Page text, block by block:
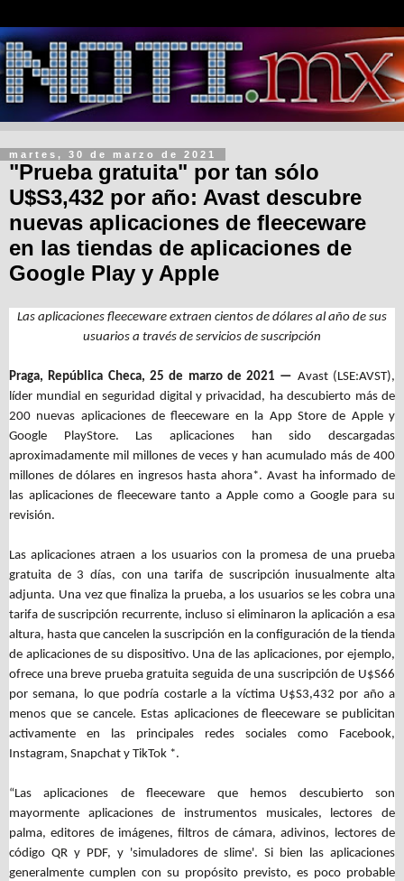
martes, 30 de marzo de 2021
"Prueba gratuita" por tan sólo
U$S3,432 por año: Avast descubre
nuevas aplicaciones de fleeceware
en las tiendas de aplicaciones de
Google Play y Apple
Las aplicaciones fleeceware extraen cientos de dólares al año de sus
usuarios a través de servicios de suscripción
Praga, República Checa, 25 de marzo de 2021 — Avast (LSE:AVST),
líder mundial en seguridad digital y privacidad, ha descubierto más de
200 nuevas aplicaciones de fleeceware en la App Store de Apple y
Google PlayStore. Las aplicaciones han sido descargadas
aproximadamente mil millones de veces y han acumulado más de 400
millones de dólares en ingresos hasta ahora*. Avast ha informado de
las aplicaciones de fleeceware tanto a Apple como a Google para su
revisión.
Las aplicaciones atraen a los usuarios con la promesa de una prueba
gratuita de 3 días, con una tarifa de suscripción inusualmente alta
adjunta. Una vez que finaliza la prueba, a los usuarios se les cobra una
tarifa de suscripción recurrente, incluso si eliminaron la aplicación a esa
altura, hasta que cancelen la suscripción en la configuración de la tienda
de aplicaciones de su dispositivo. Una de las aplicaciones, por ejemplo,
ofrece una breve prueba gratuita seguida de una suscripción de U$S66
por semana, lo que podría costarle a la víctima U$S3,432 por año a
menos que se cancele. Estas aplicaciones de fleeceware se publicitan
activamente en las principales redes sociales como Facebook,
Instagram, Snapchat y TikTok *.
“Las aplicaciones de fleeceware que hemos descubierto son
mayormente aplicaciones de instrumentos musicales, lectores de
palma, editores de imágenes, filtros de cámara, adivinos, lectores de
código QR y PDF, y 'simuladores de slime'. Si bien las aplicaciones
generalmente cumplen con su propósito previsto, es poco probable